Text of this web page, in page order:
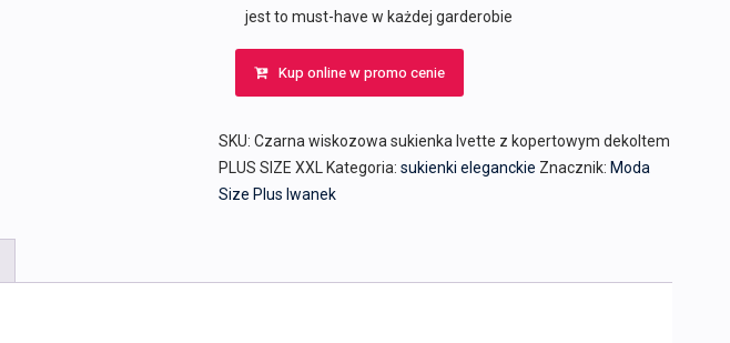
jest to must-have w każdej garderobie
Kup online w promo cenie
SKU: Czarna wiskozowa sukienka Ivette z kopertowym dekoltem
PLUS SIZE XXL
Kategoria: sukienki eleganckie Znacznik: Moda
Size Plus Iwanek